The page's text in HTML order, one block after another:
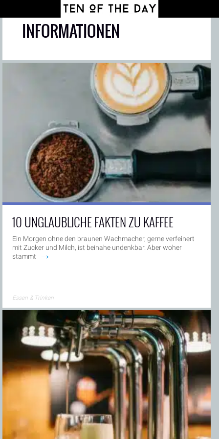
INFORMATIONEN
10 UNGLAUBLICHE FAKTEN ZU KAFFEE
Ein Morgen ohne den braunen Wachmacher, gerne verfeinert
mit Zucker und Milch, ist beinahe undenkbar. Aber woher
stammt
→
Essen & Trinken